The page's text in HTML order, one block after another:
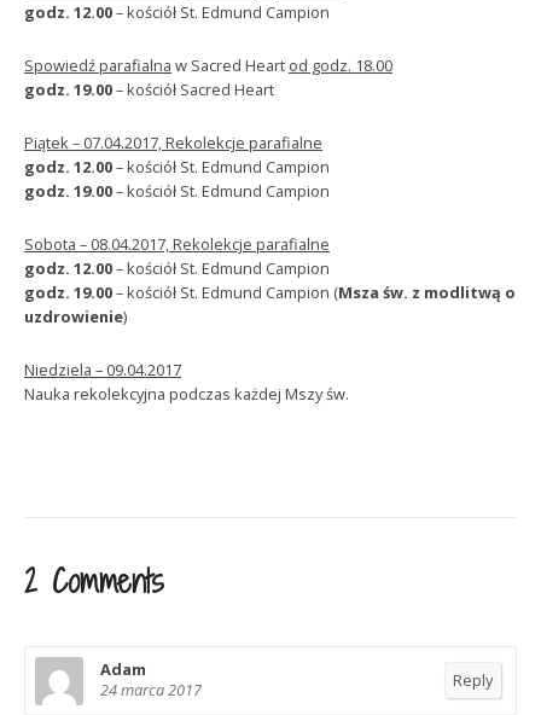
godz. 12.00– kościół St. Edmund Campion
Spowiedź parafialna w Sacred Heart od godz. 18.00
godz. 19.00– kościół Sacred Heart
Piątek – 07.04.2017, Rekolekcje parafialne
godz. 12.00– kościół St. Edmund Campion
godz. 19.00– kościół St. Edmund Campion
Sobota – 08.04.2017, Rekolekcje parafialne
godz. 12.00– kościół St. Edmund Campion
godz. 19.00– kościół St. Edmund Campion (Msza św. z modlitwą o
uzdrowienie)
Niedziela – 09.04.2017
Nauka rekolekcyjna podczas każdej Mszy św.
2 Comments
Reply
Adam
24 marca 2017